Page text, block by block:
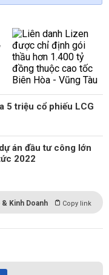
5 triệu cổ phiếu LCG
án đầu tư công lớn
2022
& Kinh Doanh Copy link